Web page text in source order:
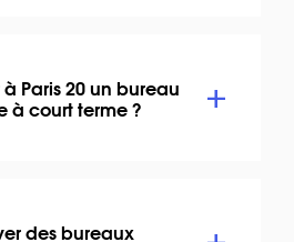
Paris 20 un bureau
à court terme ?
des bureaux